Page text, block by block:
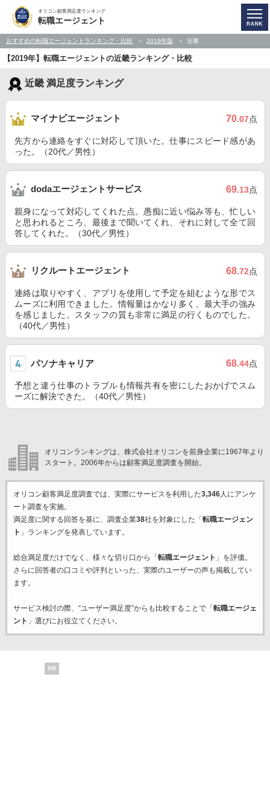
オリコン顧客満足度ランキング
転職エージェント
おすすめの転職エージェントランキング・比較 2019年版 近畿
【2019年】転職エージェントの近畿ランキング・比較
近畿 満足度ランキング
マイナビエージェント 70.07点
先方から連絡をすぐに対応して頂いた。仕事にスピード感があ
った。（20代／男性）
dodaエージェントサービス 69.13点
親身になって対応してくれた点。愚痴に近い悩み等も、忙しい
と思われるところ、最後まで聞いてくれ、それに対して全て回
答してくれた。（30代／男性）
リクルートエージェント 68.72点
連絡は取りやすく、アプリを使用して予定を組むような形でス
ムーズに利用できました。情報量はかなり多く、最大手の強み
を感じました。スタッフの質も非常に満足の行くものでした。
（40代／男性）
パソナキャリア 68.44点
予想と違う仕事のトラブルも情報共有を密にしたおかげでスム
ーズに解決できた。（40代／男性）
オリコンランキングは、株式会社オリコンを前身企業に1967年より
スタート。2006年からは顧客満足度調査を開始。
オリコン顧客満足度調査では、実際にサービスを利用した3,346人にアンケ
ート調査を実施。
満足度に関する回答を基に、調査企業38社を対象にした「 転職エージェン
ト 」ランキングを発表しています。
総合満足度だけでなく、様々な切り口から「 転職エージェント 」を評価。
さらに回答者の口コミや評判といった、実際のユーザーの声も掲載してい
ます。
サービス検討の際、“ユーザー満足度”からも比較することで「 転職エージェ
ント 」選びにお役立てください。
PR